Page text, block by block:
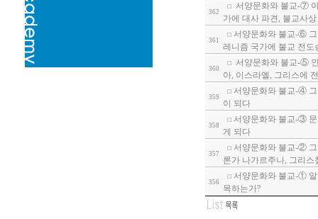
362
서양문화와 불교-⑦
가에 대사 파견, 불교사
361
서양문화와 불교-⑥ 그
레니즘 국가에 불교 전도
360
서양문화와 불교-⑤
아, 이스라엘, 그리스에
359
서양문화와 불교-④
이 되다
358
서양문화와 불교-③ 문
게 되다
357
서양문화와 불교-②
론가 나가르주나, 그리스
356
서양문화와 불교-① 알
목하는가?